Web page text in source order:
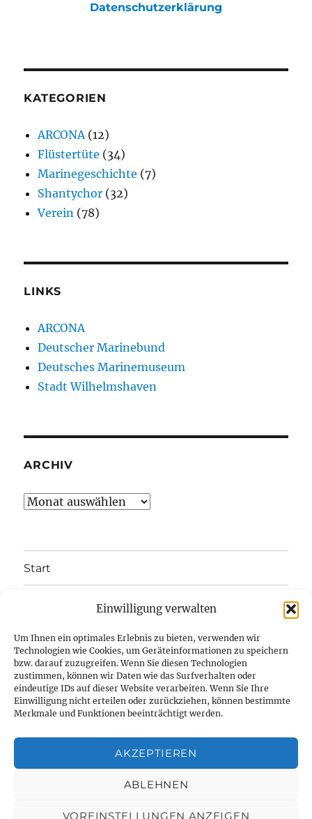
Einwilligung verwalten
Um Ihnen ein optimales Erlebnis zu bieten, verwenden wir
Technologien wie Cookies, um Geräteinformationen zu speichern
bzw. darauf zuzugreifen. Wenn Sie diesen Technologien
zustimmen, können wir Daten wie das Surfverhalten oder
eindeutige IDs auf dieser Website verarbeiten. Wenn Sie Ihre
Einwilligung nicht erteilen oder zurückziehen, können bestimmte
Merkmale und Funktionen beeinträchtigt werden.
AKZEPTIEREN
ABLEHNEN
VOREINSTELLUNGEN ANZEIGEN
Datenschutzerklärung
KATEGORIEN
ARCONA(12)
Flüstertüte (34)
Marinegeschichte (7)
Shantychor (32)
Verein (78)
LINKS
ARCONA
Deutscher Marinebund
Deutsches Marinemuseum
Stadt Wilhelmshaven
ARCHIV
Archiv
Start
öffnen
Termine
Heimschiff Arcona
Kontakt
Impressum
Veranstaltungen